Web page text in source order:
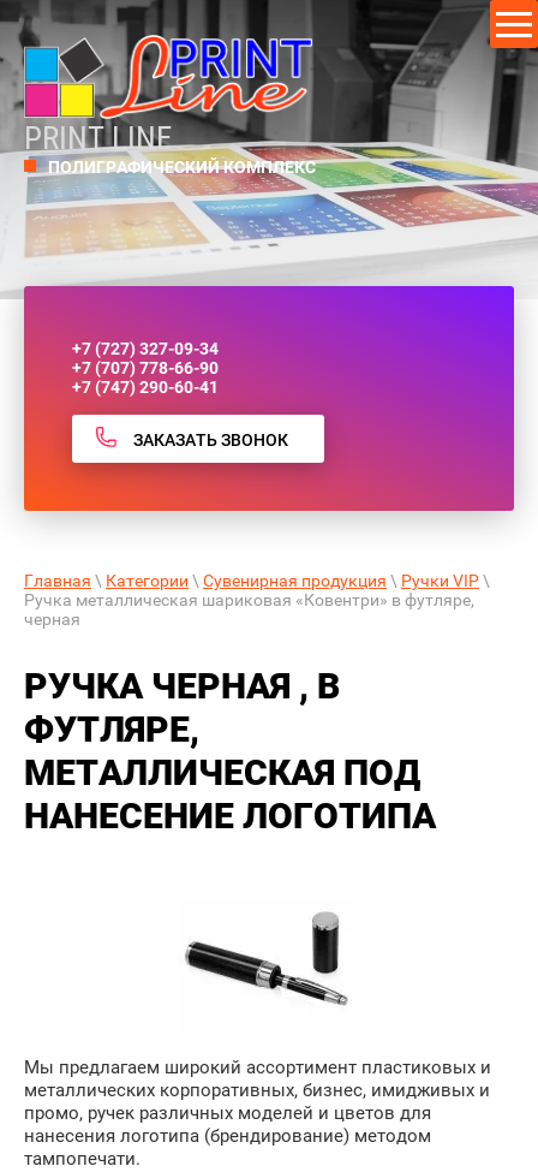
PRINT LINE
ПОЛИГРАФИЧЕСКИЙ КОМПЛЕКС
+7 (727) 327-09-34
+7 (707) 778-66-90
+7 (747) 290-60-41
ЗАКАЗАТЬ ЗВОНОК
Главная \ Категории \ Сувенирная продукция \ Ручки VIP\
Ручка металлическая шариковая «Ковентри» в футляре,
черная
РУЧКА ЧЕРНАЯ , В
ФУТЛЯРЕ,
МЕТАЛЛИЧЕСКАЯ ПОД
НАНЕСЕНИЕ ЛОГОТИПА
Мы предлагаем широкий ассортимент пластиковых и
металлических корпоративных, бизнес, имидживых и
промо, ручек различных моделей и цветов для
нанесения логотипа (брендирование) методом
тампопечати.